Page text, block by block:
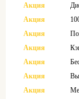
Акция
Акция
Акция
Акция
Акция
Акция
Акция